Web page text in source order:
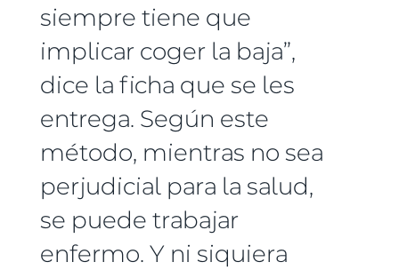
siempre tiene que
implicar coger la baja”,
dice la ficha que se les
entrega. Según este
método, mientras no sea
perjudicial para la salud,
se puede trabajar
enfermo. Y ni siquiera